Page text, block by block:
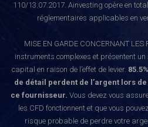
110/13.07.2017. Ainvesting opère en
réglementaires applicables en
MISE EN GARDE CONCERNANT
instruments complexes et présentent
capital en raison de l’effet de levier.
de détail perdent de l’argent lors
ce fournisseur. Vous devez vous
les CFD fonctionnent et que vous
risque probable de perdre votre